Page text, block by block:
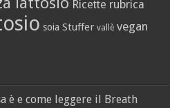
Ricette rubrica
soia Stuffer vallè vegan
è e come leggere il Breath